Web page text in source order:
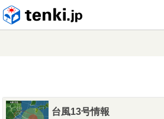
台風13号情報